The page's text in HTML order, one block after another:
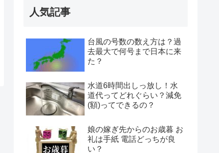
人気記事
台風の号数の数え方は？過
去最大で何号まで日本に来
た？
水道6時間出しっ放し！水
道代ってどれぐらい？減免
(額)ってできるの？
娘の嫁ぎ先からのお歳暮 お
礼は手紙 電話どっちが良
い？